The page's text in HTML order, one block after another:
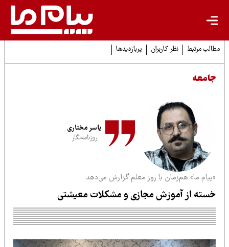
مرتبط نظر کاربران پربازدیدها
یاسر مختاری
روزنامه‌نگار
ما» هم‌زمان با روز معلم گزارش می‌دهد
از آموزش مجازی و مشکلات معیشتی